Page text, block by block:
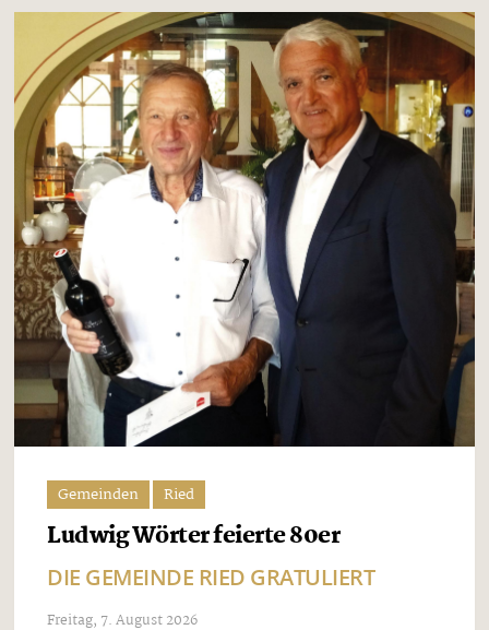
Gemeinden Ried
Ludwig Wörter feierte 80er
DIE GEMEINDE RIED GRATULIERT
Freitag, 7. August 2026